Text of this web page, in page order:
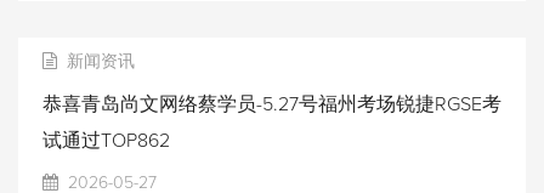
新闻资讯
恭喜青岛尚文网络蔡学员-5.27号福州考场锐捷RGSE考
试通过TOP862
2026-05-27